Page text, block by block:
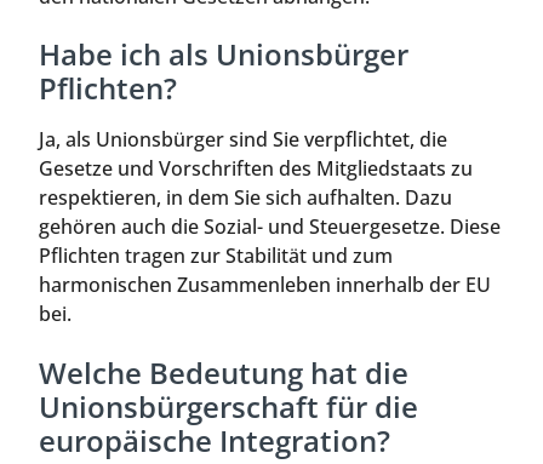
Habe ich als Unionsbürger
Pflichten?
Ja, als Unionsbürger sind Sie verpflichtet, die
Gesetze und Vorschriften des Mitgliedstaats zu
respektieren, in dem Sie sich aufhalten. Dazu
gehören auch die Sozial- und Steuergesetze. Diese
Pflichten tragen zur Stabilität und zum
harmonischen Zusammenleben innerhalb der EU
bei.
Welche Bedeutung hat die
Unionsbürgerschaft für die
europäische Integration?